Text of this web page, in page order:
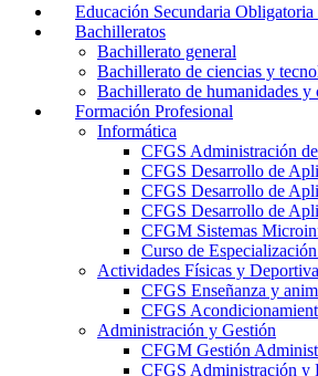
Educación Secundaria
Bachilleratos
Bachillerato general
Bachillerato de ciencias y
Bachillerato de humanidades y
Formación Profesional
Informática
CFGS Administración
CFGS Desarrollo de
CFGS Desarrollo de
CFGS Desarrollo de
CFGM Sistemas
Curso de
Actividades Físicas y
CFGS Enseñanza y
CFGS
Administración y Gestión
CFGM Gestión
CFGS Administración y